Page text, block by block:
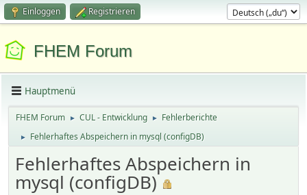
Einloggen Registrieren
FHEM Forum
Hauptmenü
FHEM Forum ► CUL - Entwicklung ► Fehlerberichte
► Fehlerhaftes Abspeichern in mysql (configDB)
Fehlerhaftes Abspeichern in
mysql (configDB)